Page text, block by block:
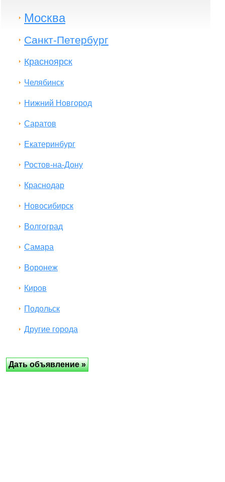
Москва
Санкт-Петербург
Красноярск
Челябинск
Нижний Новгород
Саратов
Екатеринбург
Ростов-на-Дону
Краснодар
Новосибирск
Волгоград
Самара
Воронеж
Киров
Подольск
Другие города